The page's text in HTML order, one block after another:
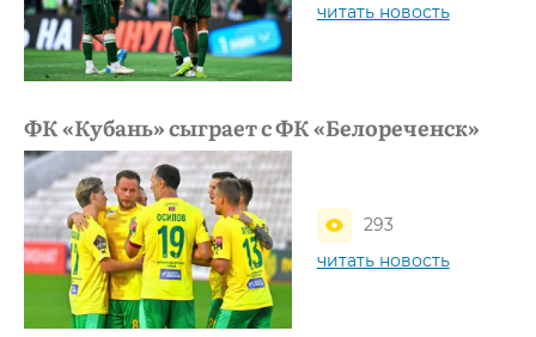
читать новость
ФК «Кубань» сыграет с ФК «Белореченск»
293
читать новость